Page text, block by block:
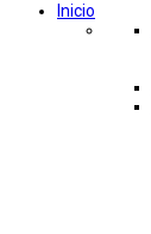
Inicio